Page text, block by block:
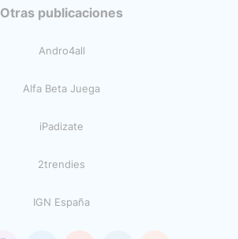
Otras publicaciones
Andro4all
Alfa Beta Juega
iPadizate
2trendies
IGN España